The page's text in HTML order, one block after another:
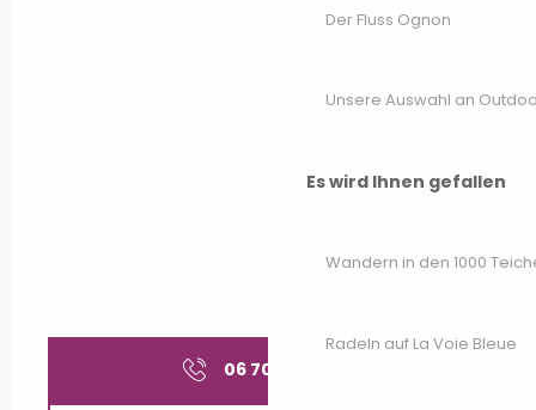
Der Fluss Ognon
Unsere Auswahl an
Es wird Ihnen gefallen
Wandern in den 1000
Radeln auf La Voie Bleue
06 70 78 38